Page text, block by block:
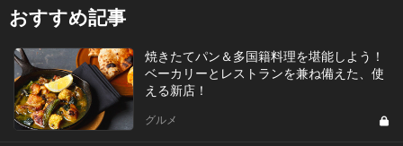
おすすめ記事
焼きたてパン＆多国籍料理を堪能しよう！
ベーカリーとレストランを兼ね備えた、使
える新店！
グルメ